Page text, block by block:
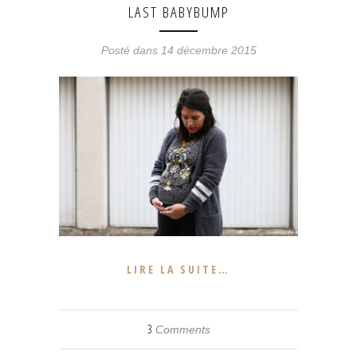
LAST BABYBUMP
Posté dans 14 décembre 2015
LIRE LA SUITE…
3 Comments